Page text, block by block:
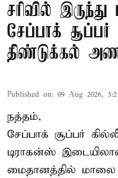
சரிவில்
சேப்பாக்
திண்டுக்கல்
Published on: 09 Aug 2026,
நத்தம்,
சேப்பாக் சூப்பர்
டிராகன்ஸ்
மைதானத்தில் மாலை